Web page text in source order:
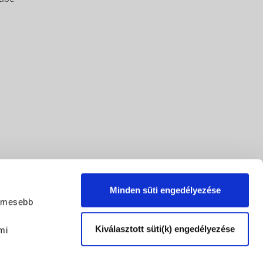
Minden süti engedélyezése
Kiválasztott süti(k) engedélyezése